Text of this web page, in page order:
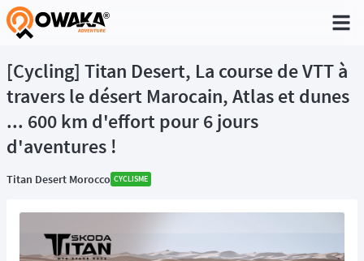
®
[Cycling] Titan Desert, La course de VTT à
travers le désert Marocain, Atlas et dunes
... 600 km d'effort pour 6 jours
d'aventures !
Titan Desert Morocco CYCLISME